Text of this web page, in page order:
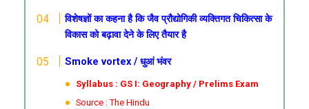
विशेषज्ञों का कहना है कि जैव प्रौद्योगिकी व्यक्तिगत चिकित्सा के
विकास को बढ़ावा देने के लिए तैयार है
Smoke vortex / धुआं भंवर
Syllabus : GS I: Geography / Prelims Exam
Source : The Hindu